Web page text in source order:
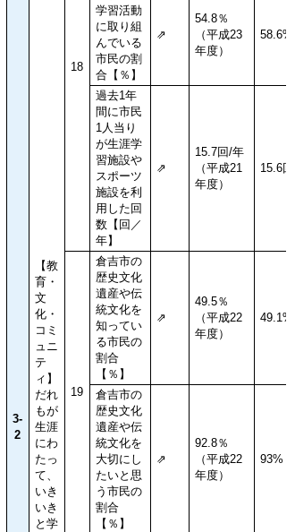
3-
2
【教
育・
文
化・
コミ
ュニ
テ
ィ】
だれ
もが
生涯
にわ
たっ
て、
いき
いき
と学
18
学習活動
に取り組
んでいる
市民の割
合【％】
⇗
54.8％
（平成23
年度）
58.6%
過去1年
間に市民
1人当り
が生涯学
習施設や
スポーツ
施設を利
用した回
数【回／
年】
⇗
15.7回/年
（平成21
年度）
15.6回/
19
倉吉市の
歴史文化
遺産や伝
統文化を
知ってい
る市民の
割合
【％】
⇗
49.5％
（平成22
年度）
49.1%
倉吉市の
歴史文化
遺産や伝
統文化を
大切にし
たいと思
う市民の
割合
【％】
⇗
92.8％
（平成22
年度）
93%